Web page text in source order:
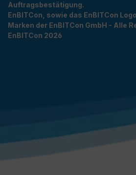
Auftragsbestätigung.
EnBITCon, sowie das EnBITCon
Marken der EnBITCon GmbH - Alle
EnBITCon 2026